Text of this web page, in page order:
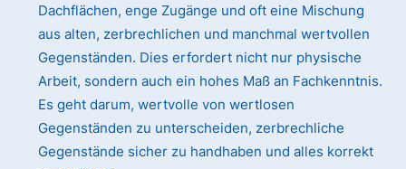
Dachflächen, enge Zugänge und oft eine Mischung
aus alten, zerbrechlichen und manchmal wertvollen
Gegenständen. Dies erfordert nicht nur physische
Arbeit, sondern auch ein hohes Maß an Fachkenntnis.
Es geht darum, wertvolle von wertlosen
Gegenständen zu unterscheiden, zerbrechliche
Gegenstände sicher zu handhaben und alles korrekt